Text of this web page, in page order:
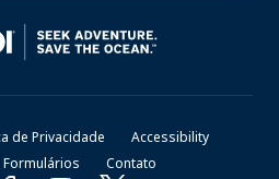
de Privacidade
Accessibility
Formulários Contato